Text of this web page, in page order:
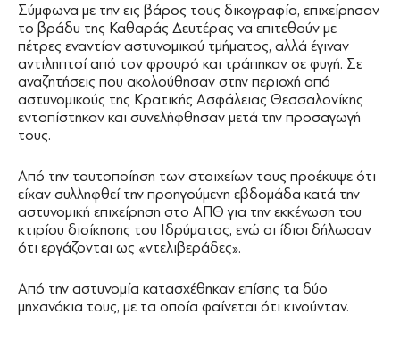
Σύμφωνα με την εις βάρος τους δικογραφία, επιχείρησαν
το βράδυ της Καθαράς Δευτέρας να επιτεθούν με
πέτρες εναντίον αστυνομικού τμήματος, αλλά έγιναν
αντιληπτοί από τον φρουρό και τράπηκαν σε φυγή. Σε
αναζητήσεις που ακολούθησαν στην περιοχή από
αστυνομικούς της Κρατικής Ασφάλειας Θεσσαλονίκης
εντοπίστηκαν και συνελήφθησαν μετά την προσαγωγή
τους.
Από την ταυτοποίηση των στοιχείων τους προέκυψε ότι
είχαν συλληφθεί την προηγούμενη εβδομάδα κατά την
αστυνομική επιχείρηση στο ΑΠΘ για την εκκένωση του
κτιρίου διοίκησης του Ιδρύματος, ενώ οι ίδιοι δήλωσαν
ότι εργάζονται ως «ντελιβεράδες».
Από την αστυνομία κατασχέθηκαν επίσης τα δύο
μηχανάκια τους, με τα οποία φαίνεται ότι κινούνταν.